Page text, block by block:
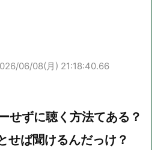
06/08(月) 21:18:40.66
せずに聴く方法てある？
せば聞けるんだっけ？